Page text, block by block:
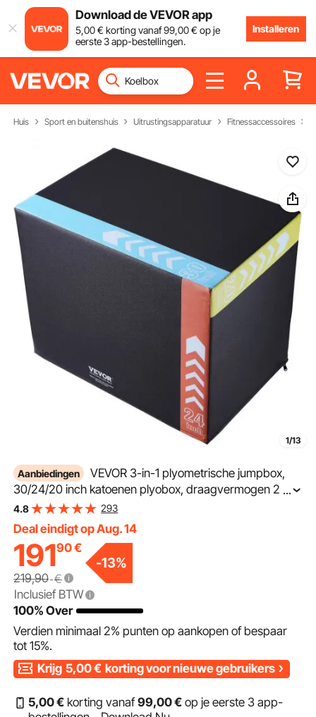
Download de VEVOR app
5,00€ korting vanaf99,00€ op je
eerste 3 app-bestellingen.
Installeren
Huis Sport en buitenshuis Uitrustingsapparatuur Fitnessaccessoires
1/13
Aanbiedingen
VEVOR 3-in-1 plyometrische jumpbox,
30/24/20 inch katoenen plyobox, draagvermogen 200
kg, antislip fitness-oefenbox voor thuis,
springkrachttraining, zwart, verstelbare hoogte
...
4.8 293
Deal eindigt op Aug. 14
19190€
219,90 €
-13%
Inclusief BTW
100% Over
Verdien minimaal 2% punten op aankopen of bespaar
tot15%.
Krijg 5,00€ korting voor nieuwe gebruikers
5,00€ korting vanaf99,00€ op je eerste 3 app-